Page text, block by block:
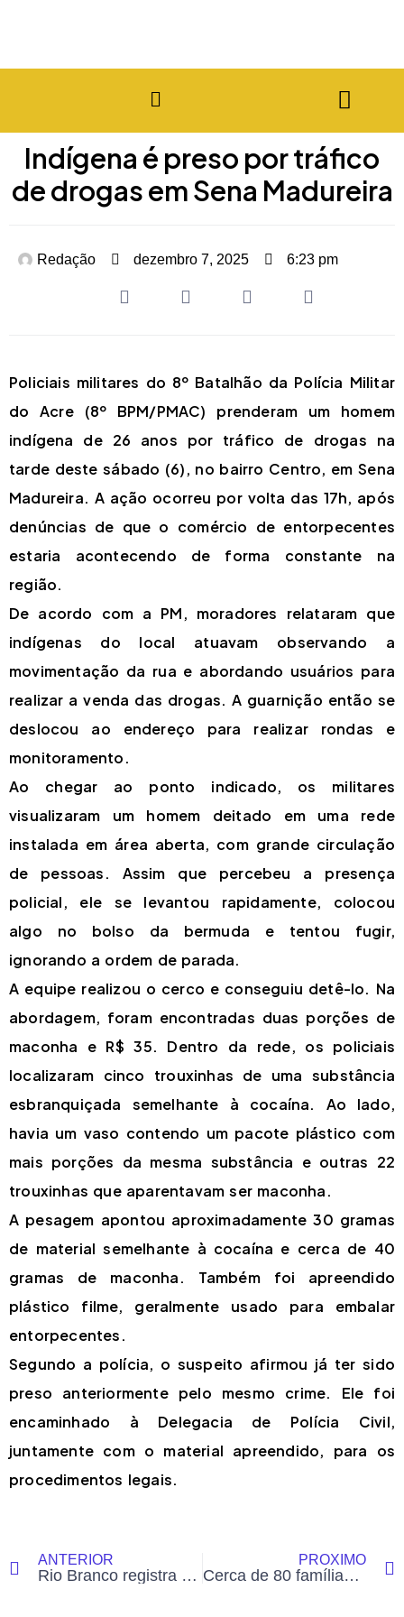
Indígena é preso por tráfico
de drogas em Sena Madureira
Redação dezembro 7, 2025 6:23 pm
Policiais militares do 8º Batalhão da Polícia Militar
do Acre (8º BPM/PMAC) prenderam um homem
indígena de 26 anos por tráfico de drogas na
tarde deste sábado (6), no bairro Centro, em Sena
Madureira. A ação ocorreu por volta das 17h, após
denúncias de que o comércio de entorpecentes
estaria acontecendo de forma constante na
região.
De acordo com a PM, moradores relataram que
indígenas do local atuavam observando a
movimentação da rua e abordando usuários para
realizar a venda das drogas. A guarnição então se
deslocou ao endereço para realizar rondas e
monitoramento.
Ao chegar ao ponto indicado, os militares
visualizaram um homem deitado em uma rede
instalada em área aberta, com grande circulação
de pessoas. Assim que percebeu a presença
policial, ele se levantou rapidamente, colocou
algo no bolso da bermuda e tentou fugir,
ignorando a ordem de parada.
A equipe realizou o cerco e conseguiu detê-lo. Na
abordagem, foram encontradas duas porções de
maconha e R$ 35. Dentro da rede, os policiais
localizaram cinco trouxinhas de uma substância
esbranquiçada semelhante à cocaína. Ao lado,
havia um vaso contendo um pacote plástico com
mais porções da mesma substância e outras 22
trouxinhas que aparentavam ser maconha.
A pesagem apontou aproximadamente 30 gramas
de material semelhante à cocaína e cerca de 40
gramas de maconha. Também foi apreendido
plástico filme, geralmente usado para embalar
entorpecentes.
Segundo a polícia, o suspeito afirmou já ter sido
preso anteriormente pelo mesmo crime. Ele foi
encaminhado à Delegacia de Polícia Civil,
juntamente com o material apreendido, para os
procedimentos legais.
ANTERIOR
Rio Branco registra chuva equivalente a oito dias e Rio Acre sobe mais de 2 metros em 24 horas
PRÓXIMO
Cerca de 80 famílias vivem sob risco de deslizamento de terra no Papouco, em Rio Branco